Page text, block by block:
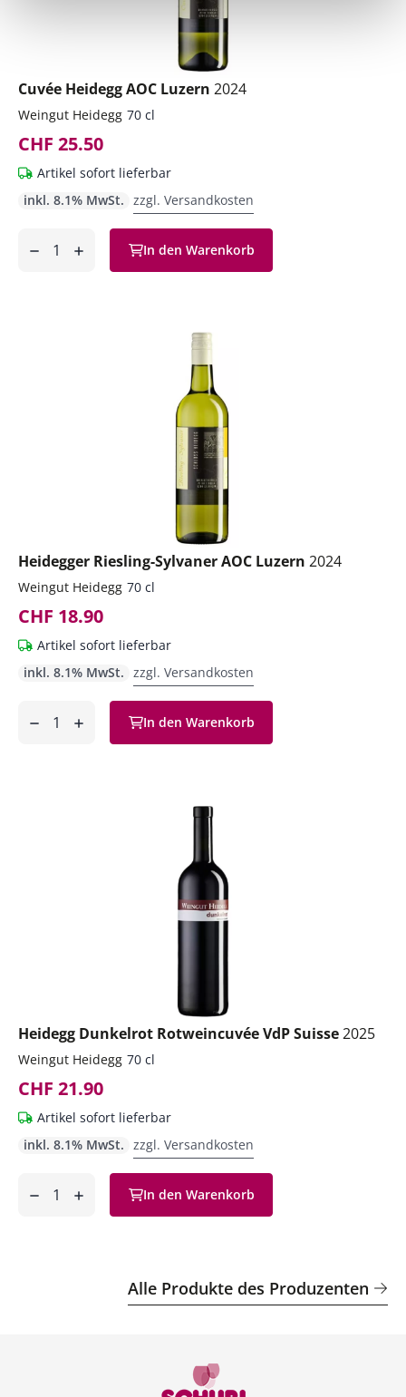
Cuvée Heidegg AOC Luzern 2024
Weingut Heidegg 70 cl
CHF 25.50
Artikel sofort lieferbar
inkl. 8.1% MwSt. zzgl. Versandkosten
hinzufügen
In den Warenkorb
Heidegger Riesling-Sylvaner AOC Luzern 2024
Weingut Heidegg 70 cl
CHF 18.90
Artikel sofort lieferbar
inkl. 8.1% MwSt. zzgl. Versandkosten
hinzufügen
In den Warenkorb
Heidegg Dunkelrot Rotweincuvée VdP Suisse2025
Weingut Heidegg 70 cl
CHF 21.90
Artikel sofort lieferbar
inkl. 8.1% MwSt. zzgl. Versandkosten
hinzufügen
In den Warenkorb
Alle Produkte des Produzenten